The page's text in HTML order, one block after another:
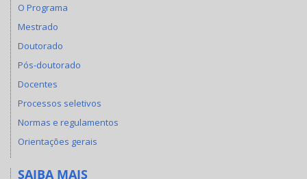
O Programa
Mestrado
Doutorado
Pós-doutorado
Docentes
Processos seletivos
Normas e regulamentos
Orientações gerais
SAIBA MAIS